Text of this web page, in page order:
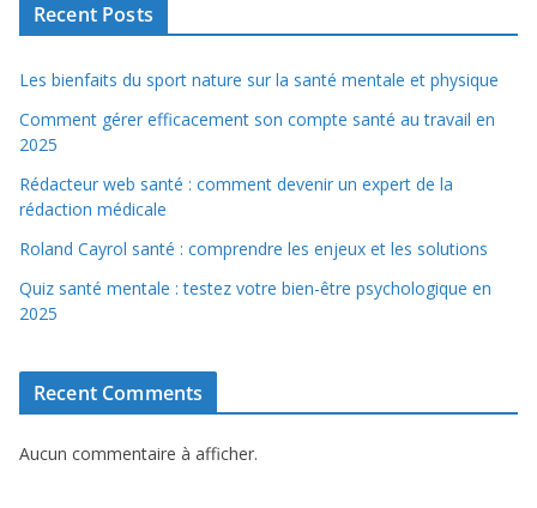
Recent Posts
Les bienfaits du sport nature sur la santé mentale et physique
Comment gérer efficacement son compte santé au travail en
2025
Rédacteur web santé : comment devenir un expert de la
rédaction médicale
Roland Cayrol santé : comprendre les enjeux et les solutions
Quiz santé mentale : testez votre bien-être psychologique en
2025
Recent Comments
Aucun commentaire à afficher.